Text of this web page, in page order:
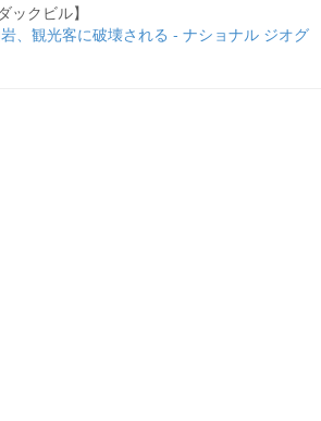
クビル】
、観光客に破壊される - ナショナル ジオグ